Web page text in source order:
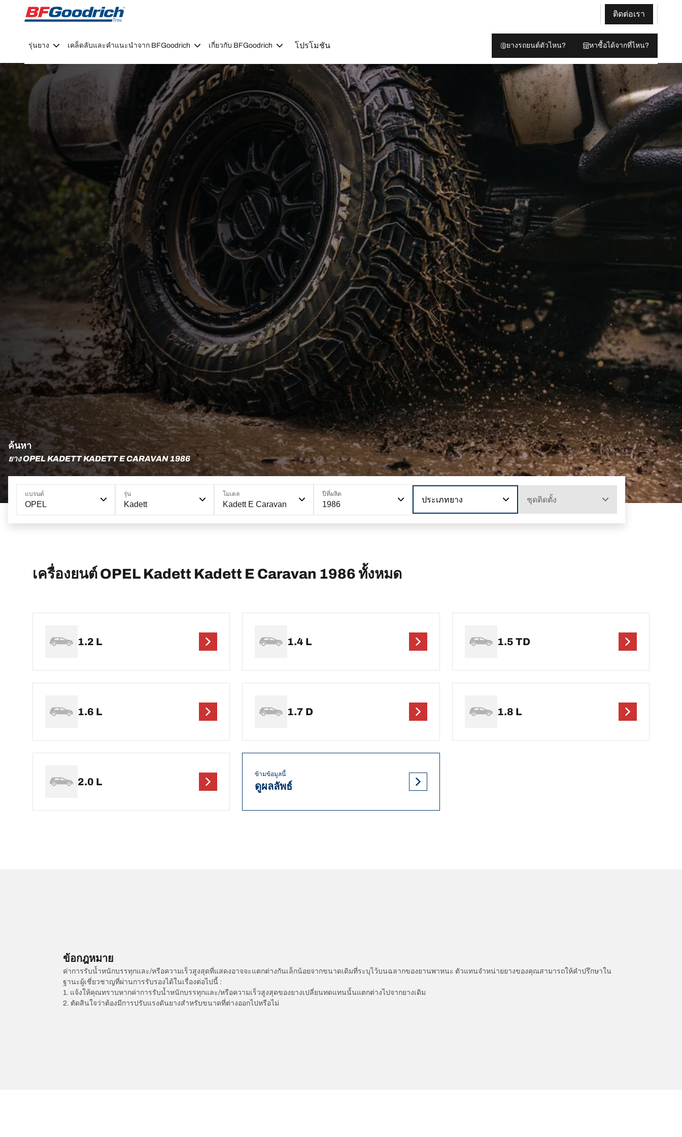
Go to page content
Go to page navigation
ติดต่อเรา
รุ่นยาง เคล็ดลับและคำแนะนำจาก BFGoodrich เกี่ยวกับ BFGoodrich โปรโมชัน ยางรถยนต์ตัวไหน? หาซื้อได้จากที่ไหน?
ค้นหา
ยาง OPEL KADETT KADETT E CARAVAN 1986
แบรนด์
OPEL
รุ่น
Kadett
โมเดล
Kadett E Caravan
ปีที่ผลิต
1986
ประเภทยาง ชุดติดตั้ง
เครื่องยนต์ OPEL Kadett Kadett E Caravan 1986 ทั้งหมด
1.2 L 1.4 L 1.5 TD
1.6 L 1.7 D 1.8 L
2.0 L
ข้ามข้อมูลนี้
ดูผลลัพธ์
ข้อกฎหมาย
ค่าการรับน้ำหนักบรรทุกและ/หรือความเร็วสูงสุดที่แสดงอาจจะแตกต่างกันเล็กน้อยจากขนาดเดิมที่ระบุไว้บนฉลากของยานพาหนะ ตัวแทนจำหน่ายยางของคุณสามารถให้คำปรึกษาใน
ฐานะผู้เชี่ยวชาญที่ผ่านการรับรองได้ในเรื่องต่อไปนี้ :
1. แจ้งให้คุณทราบหากค่าการรับน้ำหนักบรรทุกและ/หรือความเร็วสูงสุดของยางเปลี่ยนทดแทนนั้นแตกต่างไปจากยางเดิม
2. ตัดสินใจว่าต้องมีการปรับแรงดันยางสำหรับขนาดที่ต่างออกไปหรือไม่